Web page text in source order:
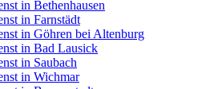
in Bethenhausen
in Farnstädt
in Göhren bei Altenburg
in Bad Lausick
in Saubach
in Wichmar